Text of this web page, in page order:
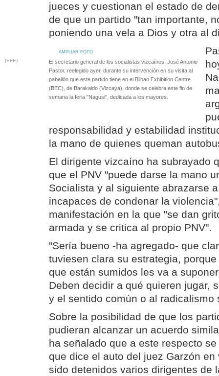
jueces y cuestionan el estado de
de que un partido "tan importante,
poniendo una vela a Dios y otra al
AMPLIAR FOTO
(EFE)
El secretario general de los socialistas vizcaínos, José Antonio
Pastor, reelegido ayer, durante su intervención en su visita al
pabellón que este partido tiene en el Bilbao Exhibition Centre
(BEC), de Barakaldo (Vizcaya), donde se celebra este fin de
semana la feria "Nagusi", dedicada a los mayores.
responsabilidad y estabilidad
la mano de quienes queman
El dirigente vizcaíno ha subrayado
que el PNV "puede darse la mano
Socialista y al siguiente abrazarse
incapaces de condenar la
manifestación en la que "se dan
armada y se critica al propio PNV".
"Sería bueno -ha agregado- que
tuviesen clara su estrategia,
que están sumidos les va a
Deben decidir a qué quieren jugar,
y el sentido común o al radicalismo
Sobre la posibilidad de que los
pudieran alcanzar un acuerdo
ha señalado que a este respecto
que dice el auto del juez Garzón
sido detenidos varios dirigentes de